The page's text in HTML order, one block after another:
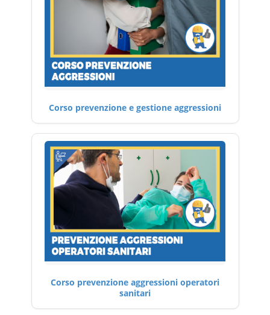
Corso prevenzione e gestione aggressioni
Corso prevenzione aggressioni operatori
sanitari